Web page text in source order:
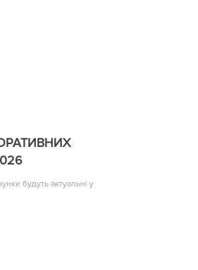
будуть актуальні у